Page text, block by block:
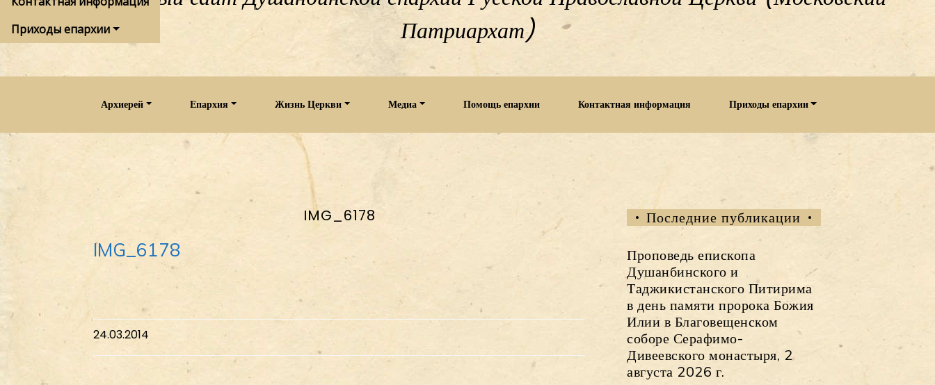
Патриархат)
Приходы епархии
Архиерей Епархия Жизнь Церкви Медиа Помощь епархии Контактная информация Приходы епархии
IMG_6178
IMG_6178
24.03.2014
Последние публикации
Проповедь епископа
Душанбинского и
Таджикистанского Питирима
в день памяти пророка Божия
Илии в Благовещенском
соборе Серафимо-
Дивеевского монастыря, 2
августа 2026 г.